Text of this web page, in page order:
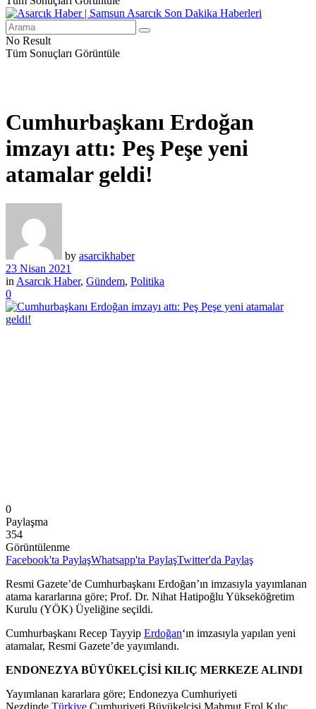
No Result
Tüm Sonuçları Görüntüle
Cumhurbaşkanı Erdoğan
imzayı attı: Peş Peşe yeni
atamalar geldi!
by asarcikhaber
23 Nisan 2021
in Asarcık Haber, Gündem, Politika
0
0
Paylaşma
354
Görüntülenme
Facebook'ta PaylaşWhatsapp'ta PaylaşTwitter'da Paylaş
Resmi Gazete’de Cumhurbaşkanı Erdoğan’ın imzasıyla yayımlanan
atama kararlarına göre; Prof. Dr. Nihat Hatipoğlu Yükseköğretim
Kurulu (YÖK) Üyeliğine seçildi.
Cumhurbaşkanı Recep Tayyip Erdoğan‘ın imzasıyla yapılan yeni
atamalar, Resmi Gazete’de yayımlandı.
ENDONEZYA BÜYÜKELÇİSİ KILIÇ MERKEZE ALINDI
Yayımlanan kararlara göre; Endonezya Cumhuriyeti
Nezdinde Türkiye Cumhuriyeti Büyükelçisi Mahmut Erol Kılıç